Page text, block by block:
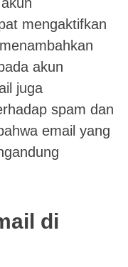
mengaktifkan
akun
juga
spam dan
email yang
di